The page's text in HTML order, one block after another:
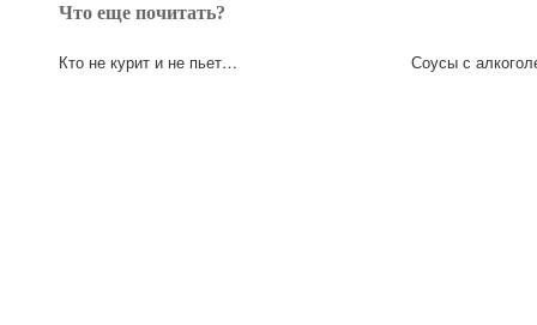
Что еще почитать?
Кто не курит и не пьет… Соусы с